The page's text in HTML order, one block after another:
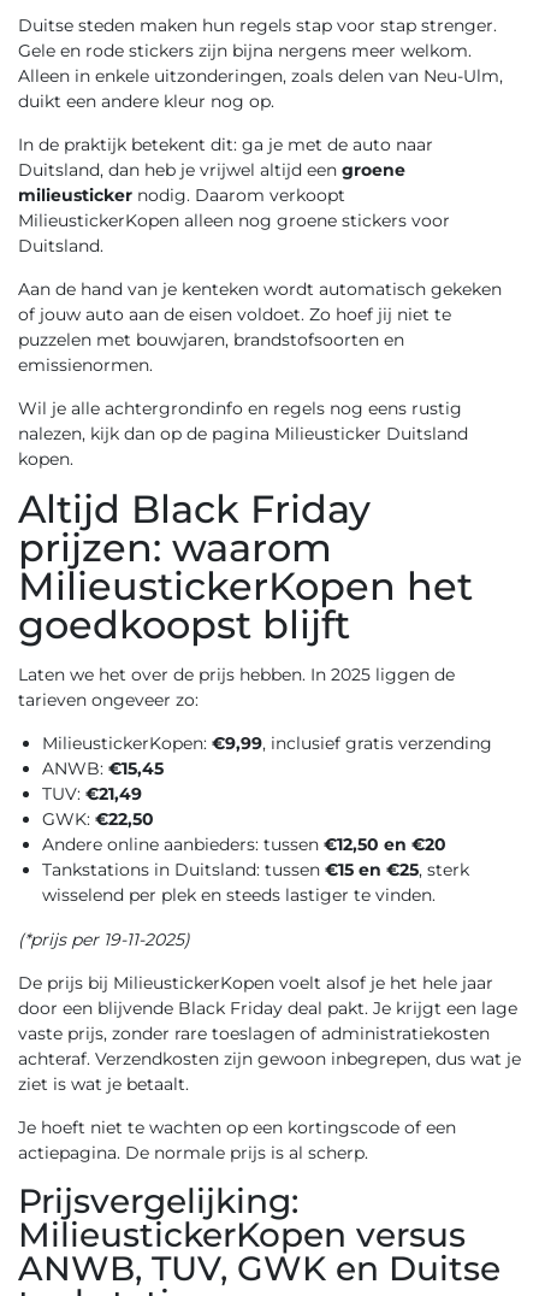
Duitse steden maken hun regels stap voor stap strenger.
Gele en rode stickers zijn bijna nergens meer welkom.
Alleen in enkele uitzonderingen, zoals delen van Neu-Ulm,
duikt een andere kleur nog op.
In de praktijk betekent dit: ga je met de auto naar
Duitsland, dan heb je vrijwel altijd een groene
milieusticker nodig. Daarom verkoopt
MilieustickerKopen alleen nog groene stickers voor
Duitsland.
Aan de hand van je kenteken wordt automatisch gekeken
of jouw auto aan de eisen voldoet. Zo hoef jij niet te
puzzelen met bouwjaren, brandstofsoorten en
emissienormen.
Wil je alle achtergrondinfo en regels nog eens rustig
nalezen, kijk dan op de pagina Milieusticker Duitsland
kopen.
Altijd Black Friday
prijzen: waarom
MilieustickerKopen het
goedkoopst blijft
Laten we het over de prijs hebben. In 2025 liggen de
tarieven ongeveer zo:
MilieustickerKopen: €9,99, inclusief gratis verzending
ANWB: €15,45
TUV: €21,49
GWK: €22,50
Andere online aanbieders: tussen €12,50 en €20
Tankstations in Duitsland: tussen €15 en €25, sterk
wisselend per plek en steeds lastiger te vinden.
(*prijs per 19-11-2025)
De prijs bij MilieustickerKopen voelt alsof je het hele jaar
door een blijvende Black Friday deal pakt. Je krijgt een lage
vaste prijs, zonder rare toeslagen of administratiekosten
achteraf. Verzendkosten zijn gewoon inbegrepen, dus wat je
ziet is wat je betaalt.
Je hoeft niet te wachten op een kortingscode of een
actiepagina. De normale prijs is al scherp.
Prijsvergelijking:
MilieustickerKopen versus
ANWB, TUV, GWK en Duitse